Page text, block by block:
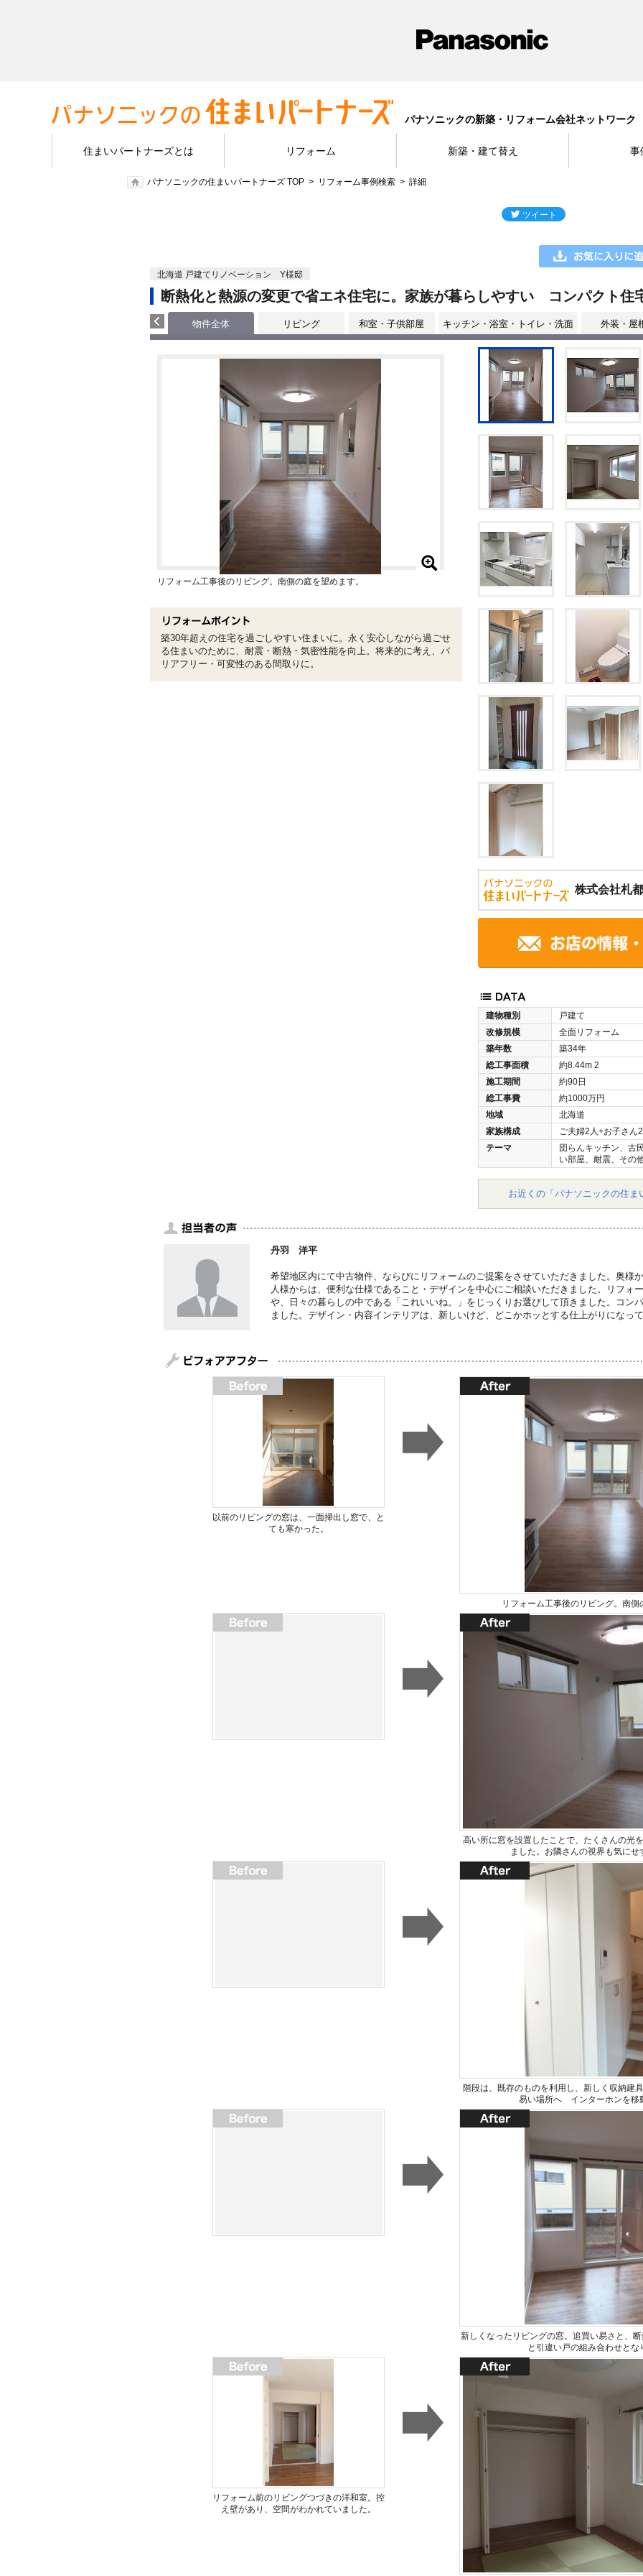
パナソニックの新築・リフォーム会社ネットワーク
住まいパートナーズとは リフォーム 新築・建て替え 事
パナソニックの住まいパートナーズ TOP リフォーム事例検索 詳細
北海道 戸建てリノベーション Y様邸
断熱化と熱源の変更で省エネ住宅に。家族が暮らしやすい コンパクト住
物件全体 リビング 和室・子供部屋 キッチン・浴室・トイレ・洗面 外装・屋
株式会社札都
建物種別
戸建て
改修規模
全面リフォーム
築年数
築34年
総工事面積
約8.44m 2
施工期間
約90日
総工事費
約1000万円
地域
北海道
家族構成
ご夫婦2人+お子さん
テーマ
団らんキッチン、古
い部屋、耐震、その
お近くの「パナソニックの住
リフォーム工事後のリビング。南側の庭を望めます。
築30年超えの住宅を過ごしやすい住まいに。永く安心しながら過ごせ
る住まいのために、耐震・断熱・気密性能を向上。将来的に考え、バ
リアフリー・可変性のある間取りに。
丹羽 洋平
希望地区内にて中古物件、ならびにリフォームのご提案をさせていただきました。奥様
人様からは、便利な仕様であること・デザインを中心にご相談いただきました。リフォ
や、日々の暮らしの中である「これいいね。」をじっくりお選びして頂きました。コン
ました。デザイン・内容インテリアは、新しいけど、どこかホッとする仕上がりになっ
以前のリビングの窓は、一面掃出し窓で、と
ても寒かった。
リフォーム工事後のリビング。南側
高い所に窓を設置したことで、たくさんの光
ました。お隣さんの視界も気にせ
階段は、既存のものを利用し、新しく収納建
易い場所へ インターホンを移
新しくなったリビングの窓。追買い易さと、
と引違い戸の組み合わせとな
リフォーム前のリビングつづきの洋和室。控
え壁があり、空間がわかれていました。